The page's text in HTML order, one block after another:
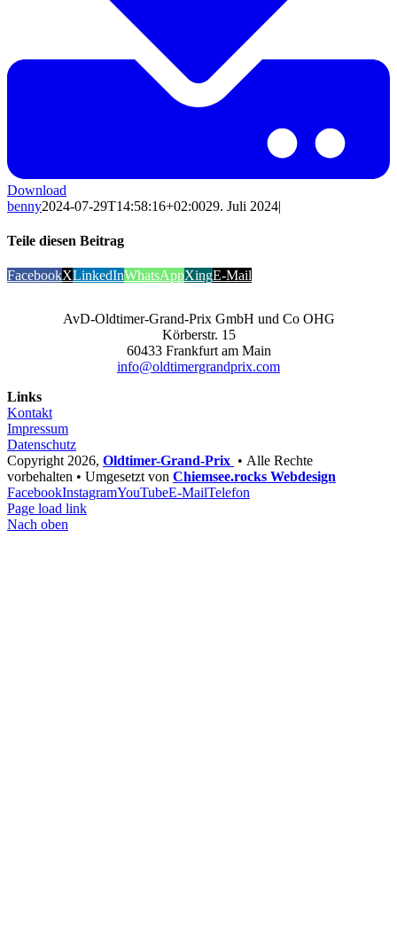
Download
benny2024-07-29T14:58:16+02:0029. Juli 2024|
Teile diesen Beitrag
FacebookXLinkedInWhatsAppXingE-Mail
AvD-Oldtimer-Grand-Prix GmbH und Co OHG
Körberstr. 15
60433 Frankfurt am Main
info@oldtimergrandprix.com
Links
Kontakt
Impressum
Datenschutz
Copyright 2026, Oldtimer-Grand-Prix • Alle Rechte
vorbehalten • Umgesetzt von Chiemsee.rocks Webdesign
FacebookInstagramYouTubeE-MailTelefon
Page load link
Nach oben